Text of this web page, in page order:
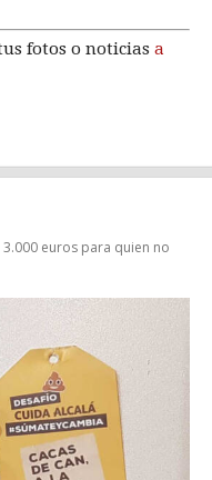
fotos o noticias a